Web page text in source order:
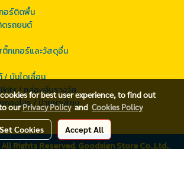
อร์ติดพื้น
ดรถยนต์
กเกอร์และวัสดุอื่น
บันไดเลื่อน
/ กล่องจับรางวัล
องโจร / ป้ายหาเสียง
Rights Reserved. Goodsign Store Co.,Ltd.,
for best user experience, to find out
ourPrivacy Policyand Cookies Policy
Set Cookies Accept All